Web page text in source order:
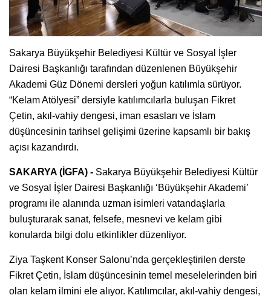
Sakarya Büyükşehir Belediyesi Kültür ve Sosyal İşler
Dairesi Başkanlığı tarafından düzenlenen Büyükşehir
Akademi Güz Dönemi dersleri yoğun katılımla sürüyor.
“Kelam Atölyesi” dersiyle katılımcılarla buluşan Fikret
Çetin, akıl-vahiy dengesi, iman esasları ve İslam
düşüncesinin tarihsel gelişimi üzerine kapsamlı bir bakış
açısı kazandırdı.
SAKARYA (İGFA) - Sakarya Büyükşehir Belediyesi Kültür
ve Sosyal İşler Dairesi Başkanlığı ‘Büyükşehir Akademi’
programı ile alanında uzman isimleri vatandaşlarla
buluşturarak sanat, felsefe, mesnevi ve kelam gibi
konularda bilgi dolu etkinlikler düzenliyor.
Ziya Taşkent Konser Salonu’nda gerçekleştirilen derste
Fikret Çetin, İslam düşüncesinin temel meselelerinden biri
olan kelam ilmini ele alıyor. Katılımcılar, akıl-vahiy dengesi,